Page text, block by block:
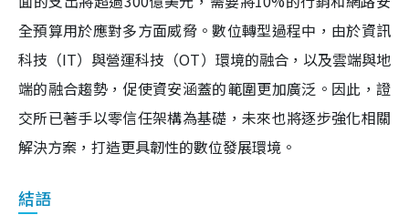
全預算用於應對多方面威脅。數位轉型過程中，由於資訊
科技（IT）與營運科技（OT）環境的融合，以及雲端與地
端的融合趨勢，促使資安涵蓋的範圍更加廣泛。因此，證
交所已著手以零信任架構為基礎，未來也將逐步強化相關
解決方案，打造更具韌性的數位發展環境。
結語